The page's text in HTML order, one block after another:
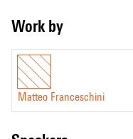
donner une voix à ses visions.
qu’elle soit le produit et le
valeurs universelles qui la
non uniquement pour ses
Work by
Matteo Franceschini